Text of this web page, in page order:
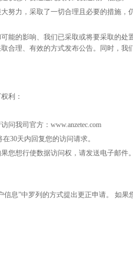
努力，采取了一切合理且必要的措施
能的影响、我们已采取或将要采取的
理、有效的方式发布公告。同时，
利：
问我司官方： www.anzetec.com
30天内回复您的访问请求。
您想行使数据访问权，请发送电子邮件。
信息”中罗列的方式提出更正申请。 如